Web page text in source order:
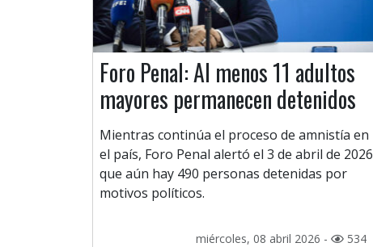
Foro Penal: Al menos 11 adultos
mayores permanecen detenidos
Mientras continúa el proceso de amnistía en
el país, Foro Penal alertó el 3 de abril de 2026
que aún hay 490 personas detenidas por
motivos políticos.
miércoles, 08 abril 2026 - 534